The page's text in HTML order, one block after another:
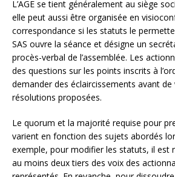
L’AGE se tient généralement au siège
elle peut aussi être organisée en
correspondance si les statuts le
SAS ouvre la séance et désigne un
procès-verbal de l’assemblée. Les
des questions sur les points inscrits à
demander des éclaircissements avant de
résolutions proposées.
Le quorum et la majorité requise pour
varient en fonction des sujets abordés
exemple, pour modifier les statuts, il est
au moins deux tiers des voix des